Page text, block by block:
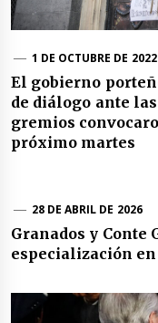
1 DE OCTUBRE DE 2022
El gobierno
de diálogo ante
gremios
próximo martes
28 DE ABRIL DE 2026
Granados y Conte
especialización